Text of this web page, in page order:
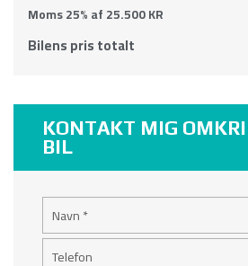
Moms 25% af 25.500 KR
Bilens pris totalt
KONTAKT MIG
BIL